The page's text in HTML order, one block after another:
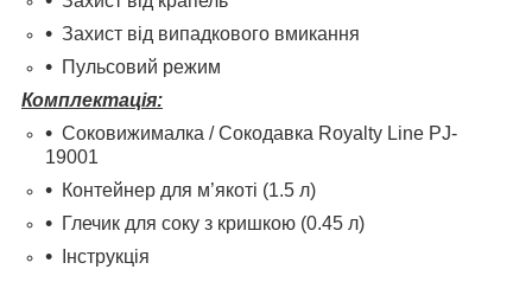
Захист від випадкового вмикання
Пульсовий режим
Комплектація:
Соковижималка / Сокодавка Royalty Line PJ-
19001
Контейнер для м’якоті (1.5 л)
Глечик для соку з кришкою (0.45 л)
Інструкція